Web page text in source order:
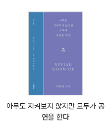
아무도 지켜보지 않지만 모두가 공
연을 한다